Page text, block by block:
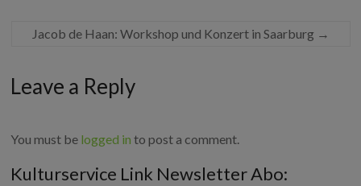
Jacob de Haan: Workshop und Konzert in Saarburg →
Leave a Reply
You must be logged in to post a comment.
Kulturservice Link Newsletter Abo: